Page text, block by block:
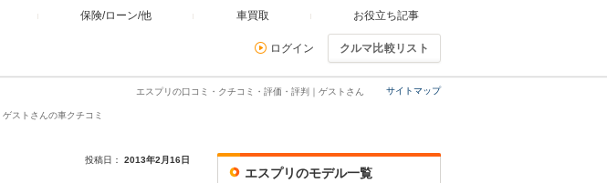
保険/ローン/他 車買取 お役立ち記事
ログイン クルマ比較リスト
サイトマップ
エスプリの口コミ・クチコミ・評価・評判｜ゲストさん
ゲストさんの車クチコミ
投稿日： 2013年2月16日
エスプリのモデル一覧